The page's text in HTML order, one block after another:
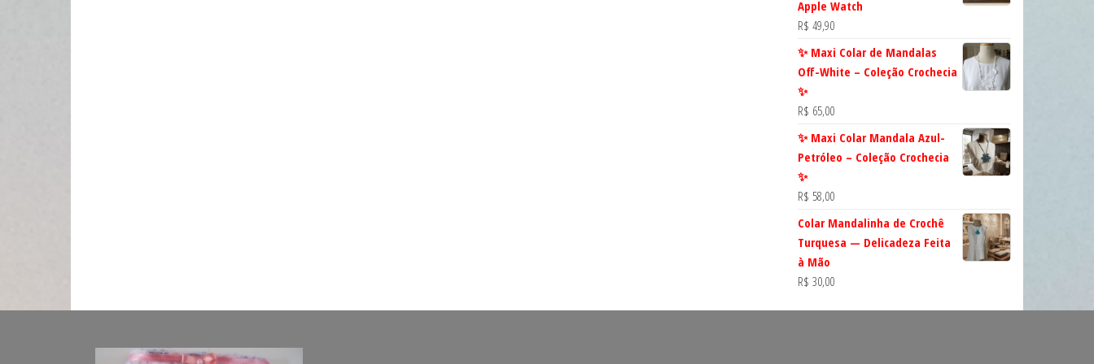
Apple Watch
R$ 49,90
✨ Maxi Colar de Mandalas
Off-White – Coleção Crochecia
✨
R$ 65,00
✨ Maxi Colar Mandala Azul-
Petróleo – Coleção Crochecia
✨
R$ 58,00
Colar Mandalinha de Crochê
Turquesa — Delicadeza Feita
à Mão
R$ 30,00